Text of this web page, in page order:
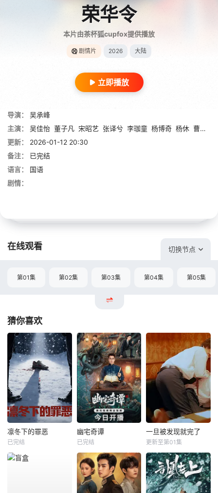
荣华令
本片由茶杯狐cupfox提供播放
剧情片 2026 大陆
立即播放
导演：
吴承峰
主演：
吴佳怡 董子凡 宋昭艺 张译兮 李珈童 杨博奇 杨休 曹艳
更新：
2026-01-12 20:30
备注：
已完结
语言：
国语
剧情：
在线观看 切换节点
第01集 第02集 第03集 第04集 第05集
猜你喜欢
凛冬下的罪恶
已完结
幽宅奇谭
已完结
一旦被发现就完了
更新至第01集